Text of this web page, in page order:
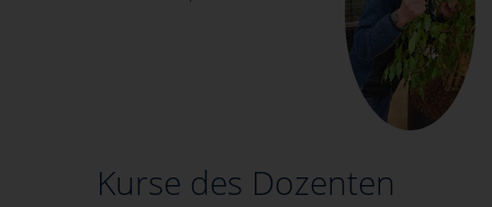
Kurse des Dozenten